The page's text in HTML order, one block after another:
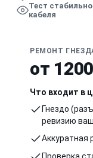
Тест
кабеля
РЕМОНТ
от
Что входит в
Гнездо
ревизию
Аккуратная
Проверка